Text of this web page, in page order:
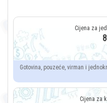
Gotovina, pouzeće, virman i